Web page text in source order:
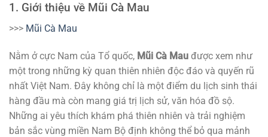
1. Giới thiệu về Mũi Cà Mau
>>> Mũi Cà Mau
Nằm ở cực Nam của Tổ quốc, Mũi Cà Mau được xem như
một trong những kỳ quan thiên nhiên độc đáo và quyến rũ
nhất Việt Nam. Đây không chỉ là một điểm du lịch sinh thái
hàng đầu mà còn mang giá trị lịch sử, văn hóa đồ sộ.
Những ai yêu thích khám phá thiên nhiên và trải nghiệm
bản sắc vùng miền Nam Bộ định không thể bỏ qua mảnh